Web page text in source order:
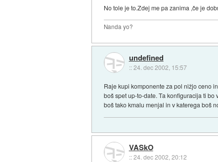
No tole je to.Zdej me pa zanima ,če je
Nanda yo?
undefined
::24. dec 2002, 15:57
Raje kupi komponente za pol nižjo ceno
boš spet up-to-date. Ta konfiguracija ti
boš tako kmalu menjal in v katerega boš
VASkO
::24. dec 2002, 20:12